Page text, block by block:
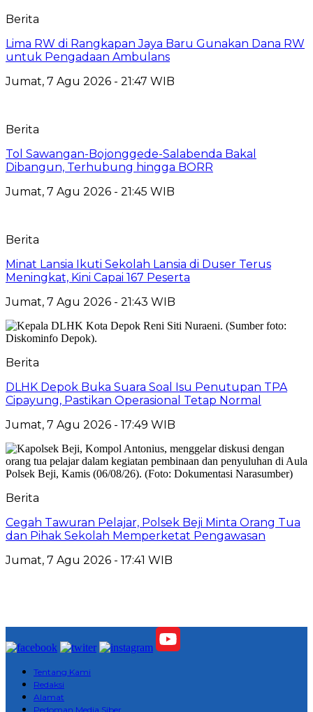
Berita
Lima RW di Rangkapan Jaya Baru Gunakan Dana RW
untuk Pengadaan Ambulans
Jumat, 7 Agu 2026 - 21:47 WIB
Berita
Tol Sawangan-Bojonggede-Salabenda Bakal
Dibangun, Terhubung hingga BORR
Jumat, 7 Agu 2026 - 21:45 WIB
Berita
Minat Lansia Ikuti Sekolah Lansia di Duser Terus
Meningkat, Kini Capai 167 Peserta
Jumat, 7 Agu 2026 - 21:43 WIB
Berita
DLHK Depok Buka Suara Soal Isu Penutupan TPA
Cipayung, Pastikan Operasional Tetap Normal
Jumat, 7 Agu 2026 - 17:49 WIB
Berita
Cegah Tawuran Pelajar, Polsek Beji Minta Orang Tua
dan Pihak Sekolah Memperketat Pengawasan
Jumat, 7 Agu 2026 - 17:41 WIB
Tentang Kami
Redaksi
Alamat
Pedoman Media Siber